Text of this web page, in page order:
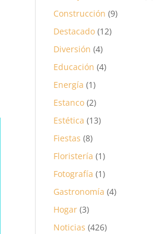
Construcción (9)
Destacado (12)
Diversión (4)
Educación (4)
Energía (1)
Estanco (2)
Estética (13)
Fiestas (8)
Floristería (1)
Fotografía (1)
Gastronomía (4)
Hogar (3)
Noticias (426)